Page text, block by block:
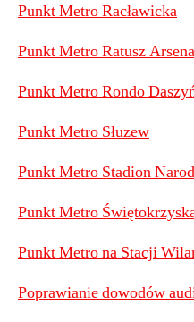
Punkt Metro Racławicka
Punkt Metro Ratusz
Punkt Metro Rondo
Punkt Metro Słuzew
Punkt Metro Stadion
Punkt Metro
Punkt Metro na Stacji
Poprawianie dowodów